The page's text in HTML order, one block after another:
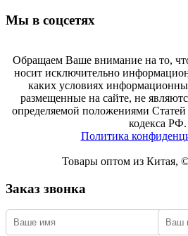
Мы в соцсетях
Обращаем Ваше внимание на то,
носит исключительно
каких условиях
размещенные на сайте, не
определяемой положениями
кодекса РФ.
Политика
Товары оптом из Китая,
Заказ звонка